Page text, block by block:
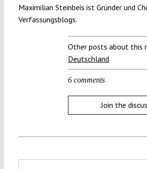
Maximilian Steinbeis ist Gründer und
Verfassungsblogs.
Other posts about this
Deutschland
6 comments
Join the